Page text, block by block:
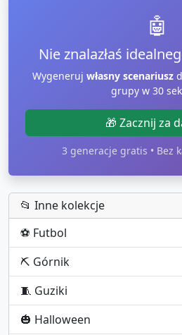
🤖
Nie znalazłaś
Wygeneruj własny scenariusz
grupy w 30
🎁 Zacznij za
3 generacje gratis • Bez
📂 Inne kolekcje
⚽ Futbol
⛏️ Górnik
🧵 Guziki
🎃 Halloween